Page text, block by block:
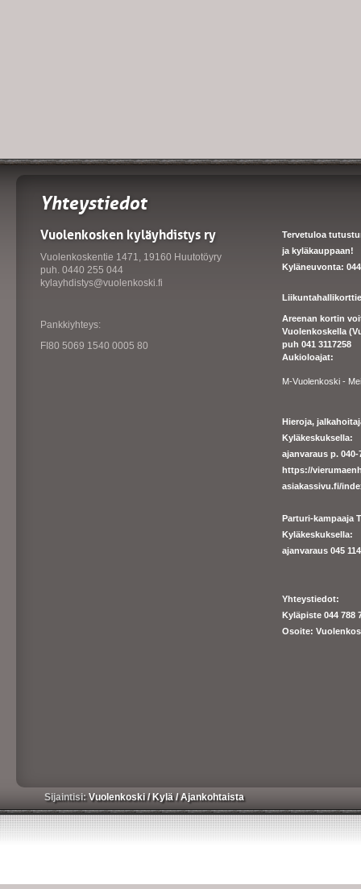
Yhteystiedot
Vuolenkosken kyläyhdistys ry
Vuolenkoskentie 1471, 19160 Huutotöyry
puh. 0440 255 044
kylayhdistys@vuolenkoski.fi
Pankkiyhteys:
FI80 5069 1540 0005 80
Tervetuloa
ja kyläkauppaan!
Kyläneuvonta: 044
Areenan kortin
Vuolenkoskella
puh 041 3117258
Aukioloajat:
M-Vuolenkoski -
Hieroja,
Kyläkeskuksella:
ajanvaraus p.
https://
asiakassivu.fi/
Parturi-kampaaja
Kyläkeskuksella:
ajanvaraus 045
Yhteystiedot:
Kyläpiste 044 788
Osoite:
Sijaintisi:Vuolenkoski/ Kylä/Ajankohtaista